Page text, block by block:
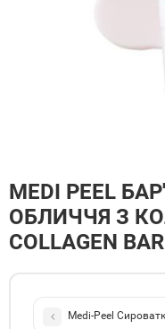
MEDI PEEL
ОБЛИЧЧЯ З
COLLAGEN
Medi-Peel